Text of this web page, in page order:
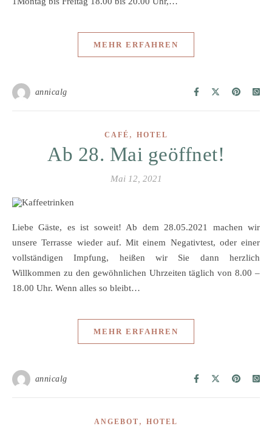
MEHR ERFAHREN
annicalg
CAFÉ , HOTEL
Ab 28. Mai geöffnet!
Mai 12, 2021
Liebe Gäste, es ist soweit! Ab dem 28.05.2021 machen wir
unsere Terrasse wieder auf. Mit einem Negativtest, oder einer
vollständigen Impfung, heißen wir Sie dann herzlich
Willkommen zu den gewöhnlichen Uhrzeiten täglich von 8.00 –
18.00 Uhr. Wenn alles so bleibt…
MEHR ERFAHREN
annicalg
ANGEBOT , HOTEL